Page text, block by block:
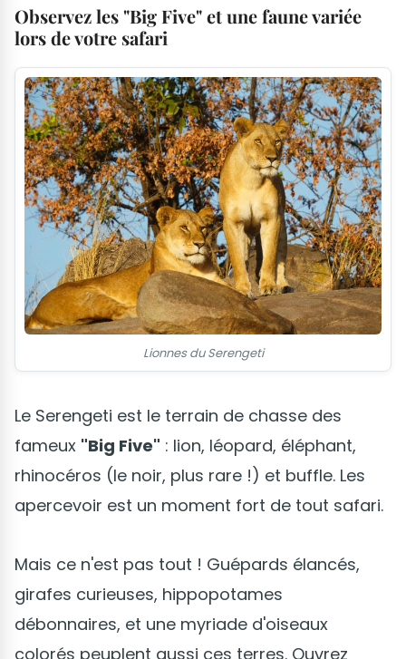
Observez les "Big Five" et une faune variée
lors de votre safari
Lionnes du Serengeti
Le Serengeti est le terrain de chasse des
fameux "Big Five" : lion, léopard, éléphant,
rhinocéros (le noir, plus rare !) et buffle. Les
apercevoir est un moment fort de tout safari.
Mais ce n'est pas tout ! Guépards élancés,
girafes curieuses, hippopotames
débonnaires, et une myriade d'oiseaux
colorés peuplent aussi ces terres. Ouvrez